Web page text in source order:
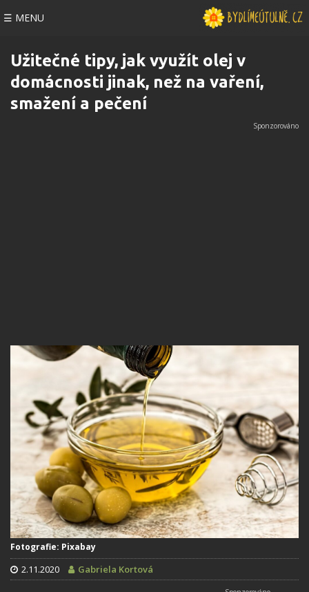
☰ MENU
Užitečné tipy, jak využít olej v
domácnosti jinak, než na vaření,
smažení a pečení
Fotografie: Pixabay
2.11.2020 Gabriela Kortová